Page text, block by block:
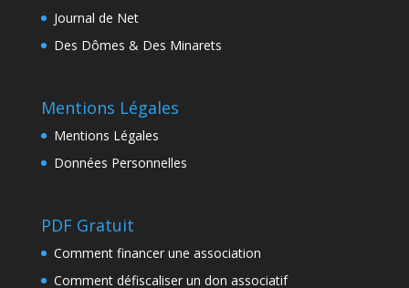
Journal de Net
Des Dômes & Des Minarets
Mentions Légales
Mentions Légales
Données Personnelles
PDF Gratuit
Comment financer une association
Comment défiscaliser un don associatif